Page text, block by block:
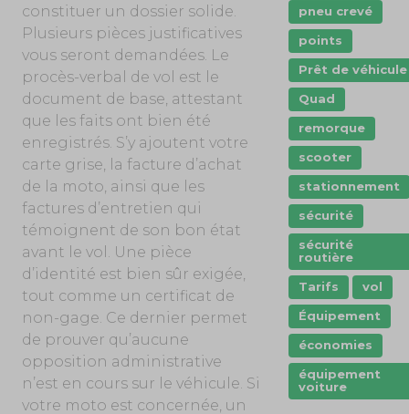
constituer un dossier solide.
Plusieurs pièces justificatives
vous seront demandées. Le
procès-verbal de vol est le
document de base, attestant
que les faits ont bien été
enregistrés. S’y ajoutent votre
carte grise, la facture d’achat
de la moto, ainsi que les
factures d’entretien qui
témoignent de son bon état
avant le vol. Une pièce
d’identité est bien sûr exigée,
tout comme un certificat de
non-gage. Ce dernier permet
de prouver qu’aucune
opposition administrative
n’est en cours sur le véhicule. Si
votre moto est concernée, un
pneu crevé
points
Prêt de véhicule
Quad
remorque
scooter
stationnement
sécurité
sécurité
routière
Tarifs
vol
Équipement
économies
équipement
voiture